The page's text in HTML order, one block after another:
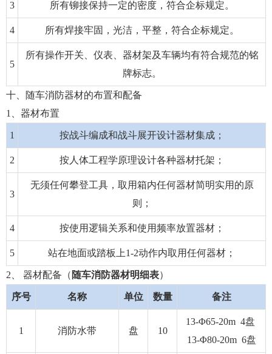
3 所有铆接保持一定的密度，符合企标规定。
4 所有焊接牢固，光洁，平整，符合企标规定。
5
所有操作开关、仪表、器材架及车辆均有符合规范的铭
牌标志。
十、随车消防器材的布置和配备
1、器材布置
1 按战斗编成和战斗展开设计器材集成；
2 按人体工程学原理设计各种器材托架；
3
无须任何攀登工具，取用箱内任何器材简明实用的原
则；
4 按使用逻辑关系和使用频率放置器材；
5 站在地面或踏板上1-2动作内取用任何器材；
2、 器材配备（ 随车消防器材明细表）
序号 名称 单位 数量 备注
1 消防水带 盘 10
13-Φ65-20m 4盘
13-Φ80-20m 6盘